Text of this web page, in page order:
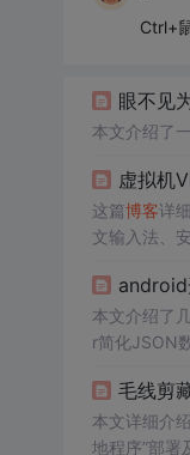
Ctrl+
眼不见
本文介绍了
虚拟机
这篇博客详
文输入法、
android
本文介绍了
r简化JSON
毛线剪
本文详细介
地程序”部署